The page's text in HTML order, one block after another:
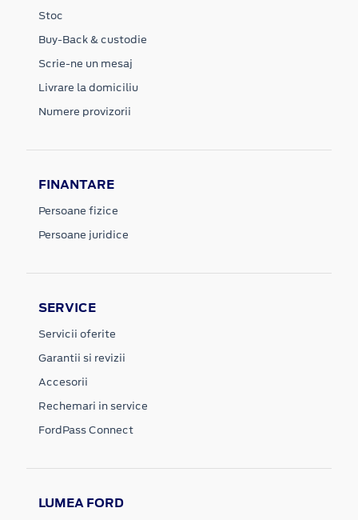
Stoc
Buy-Back & custodie
Scrie-ne un mesaj
Livrare la domiciliu
Numere provizorii
FINANTARE
Persoane fizice
Persoane juridice
SERVICE
Servicii oferite
Garantii si revizii
Accesorii
Rechemari in service
FordPass Connect
LUMEA FORD